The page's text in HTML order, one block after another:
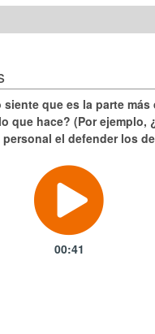
siente que es la parte más
que hace? (Por ejemplo,
el defender los
00:41